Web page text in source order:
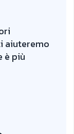
aiuteremo
è più